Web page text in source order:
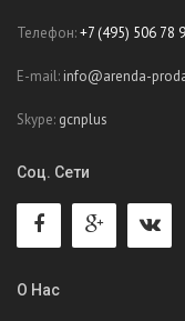
Телефон:+7 (495) 506 78
E-mail: info@arenda-
Skype: gcnplus
Соц. Сети
О Нас